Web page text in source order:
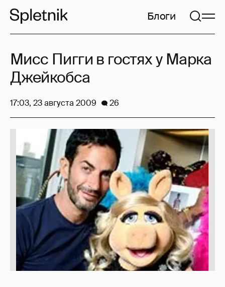
Блоги
Мисс Пигги в гостях у Марка
Джейкобса
17:03, 23 августа 2009 26